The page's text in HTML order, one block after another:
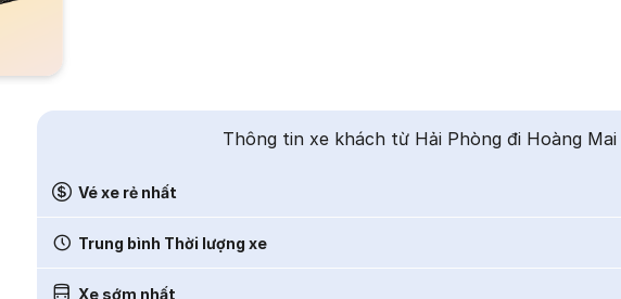
Thông tin xe khách từ Hải Phòng đi Hoàng Mai
Vé xe rẻ nhất
Trung bình Thời lượng xe
Xe sớm nhất